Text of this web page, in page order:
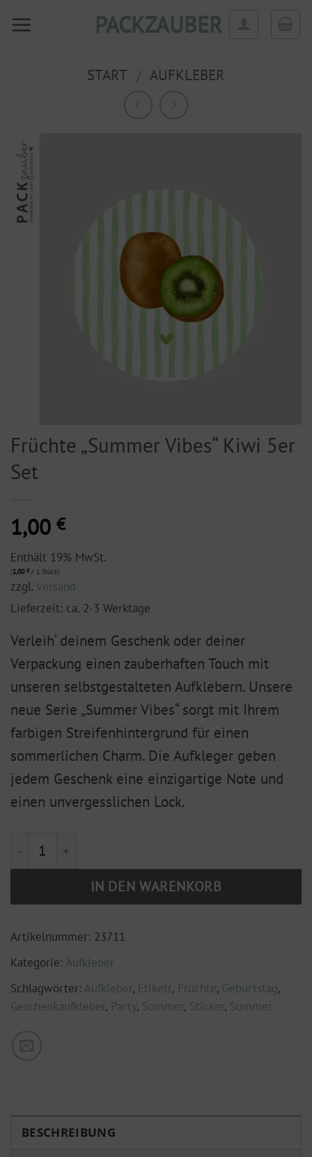
Inhalt
PACKZAUBER
START AUFKLEBER
Früchte „Summer Vibes“ Kiwi 5er
Set
1,00 €
Enthält 19% MwSt.
(1,00 €/ 1 Stück)
zzgl.Versand
Lieferzeit: ca. 2-3 Werktage
Verleih‘ deinem Geschenk oder deiner
Verpackung einen zauberhaften Touch mit
unseren selbstgestalteten Aufklebern. Unsere
neue Serie „Summer Vibes“ sorgt mit Ihrem
farbigen Streifenhintergrund für einen
sommerlichen Charm. Die Aufkleger geben
jedem Geschenk eine einzigartige Note und
einen unvergesslichen Lock.
Früchte "Summer Vibes" Kiwi 5er Set Menge
IN DEN WARENKORB
Artikelnummer: 23711
Kategorie: Aufkleber
Schlagwörter: Aufkleber, Etikett, Früchte, Geburtstag,
Geschenkaufkleber, Party, Sommer, Sticker, Summer
BESCHREIBUNG